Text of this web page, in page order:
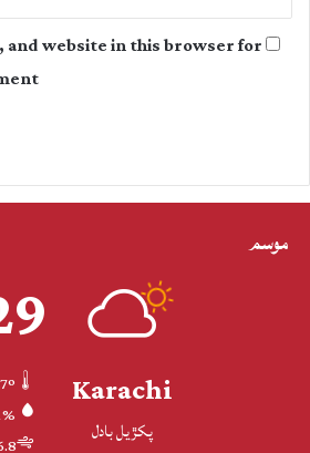
and website in this browser for
موسم
Karachi
پکڙيل بادل
km/h